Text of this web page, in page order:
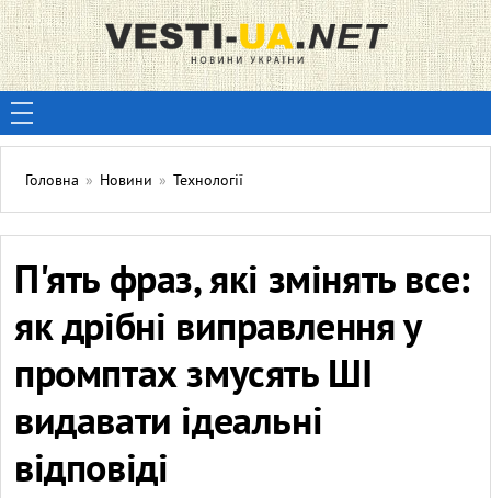
Головна » Новини » Технології
П'ять фраз, які змінять все:
як дрібні виправлення у
промптах змусять ШІ
видавати ідеальні
відповіді